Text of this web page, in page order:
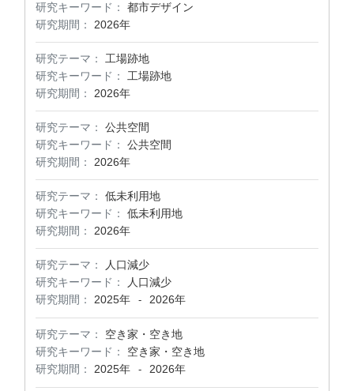
研究キーワード：
都市デザイン
研究期間：
2026年
研究テーマ：
工場跡地
研究キーワード：
工場跡地
研究期間：
2026年
研究テーマ：
公共空間
研究キーワード：
公共空間
研究期間：
2026年
研究テーマ：
低未利用地
研究キーワード：
低未利用地
研究期間：
2026年
研究テーマ：
人口減少
研究キーワード：
人口減少
研究期間：
2025年 - 2026年
研究テーマ：
空き家・空き地
研究キーワード：
空き家・空き地
研究期間：
2025年 - 2026年